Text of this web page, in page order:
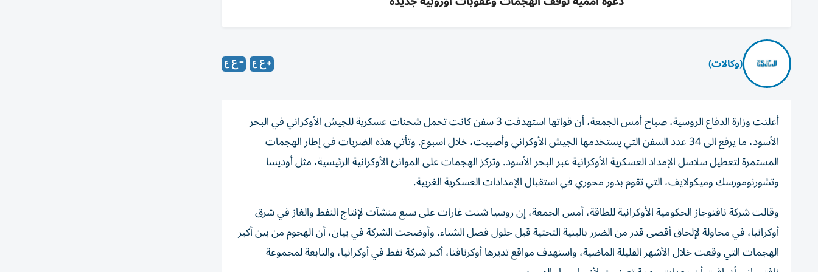
(وكالات)
أعلنت وزارة الدفاع الروسية، صباح أمس الجمعة، أن قواتها استهدفت 3 سفن كانت تحمل شحنات عسكرية للجيش الأوكراني في البحر
الأسود، ما يرفع الى 34 عدد السفن التي يستخدمها الجيش الأوكراني وأصيبت، خلال اسبوع. وتأتي هذه الضربات في إطار الهجمات
المستمرة لتعطيل سلاسل الإمداد العسكرية الأوكرانية عبر البحر الأسود. وتركز الهجمات على الموانئ الأوكرانية الرئيسية، مثل أوديسا
وتشورنومورسك وميكولايف، التي تقوم بدور محوري في استقبال الإمدادات العسكرية الغربية.
وقالت شركة نافتوجاز ‌الحكومية الأوكرانية للطاقة، أمس الجمعة، ​إن روسيا شنت ‌غارات على سبع ‌منشآت لإنتاج النفط والغاز في شرق
أوكرانيا، ‌في محاولة لإلحاق أقصى ‌قدر من الضرر بالبنية التحتية قبل حلول فصل الشتاء. وأوضحت الشركة في بيان، أن الهجوم من ​بين ‌أكبر
الهجمات التي وقعت ‌خلال الأشهر القليلة الماضية، واستهدف مواقع تديرها ‌أوكرنافتا، أكبر شركة ‌نفط في أوكرانيا، والتابعة ‌لمجموعة